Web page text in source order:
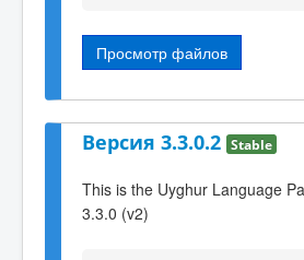
Просмотр файлов
Версия 3.3.0.2 Stable
This is the Uyghur Language
3.3.0 (v2)